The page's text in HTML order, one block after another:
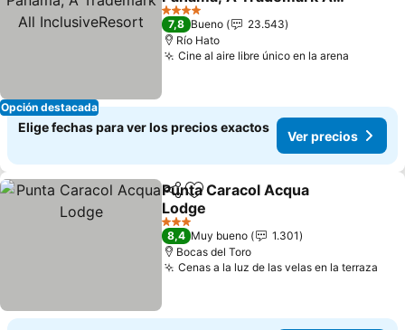
Opción destacada
InclusiveResort
Ver precios
4 Estrellas
7,8 Bueno
23.543
Río Hato
Cine al aire libre único en la arena
Elige fechas para ver los precios exactos
Ver precios
CompartirAgregar a favoritos
Punta Caracol Acqua
Lodge
Ver precios
3 Estrellas
8,4 Muy bueno
1.301
Bocas del Toro
Cenas a la luz de las velas en la terraza